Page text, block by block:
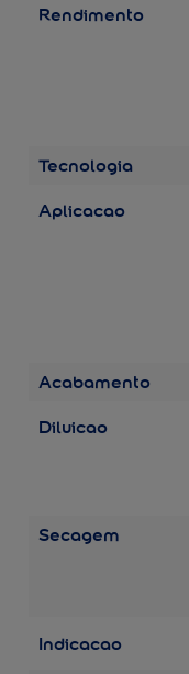
Rendimento
Tecnologia
Aplicacao
Acabamento
Diluicao
Secagem
Indicacao